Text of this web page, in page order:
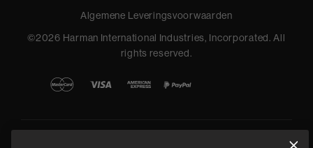
Algemene Leveringsvoorwaarden
©2026 Harman International Industries, Incorporated. All
rights reserved.